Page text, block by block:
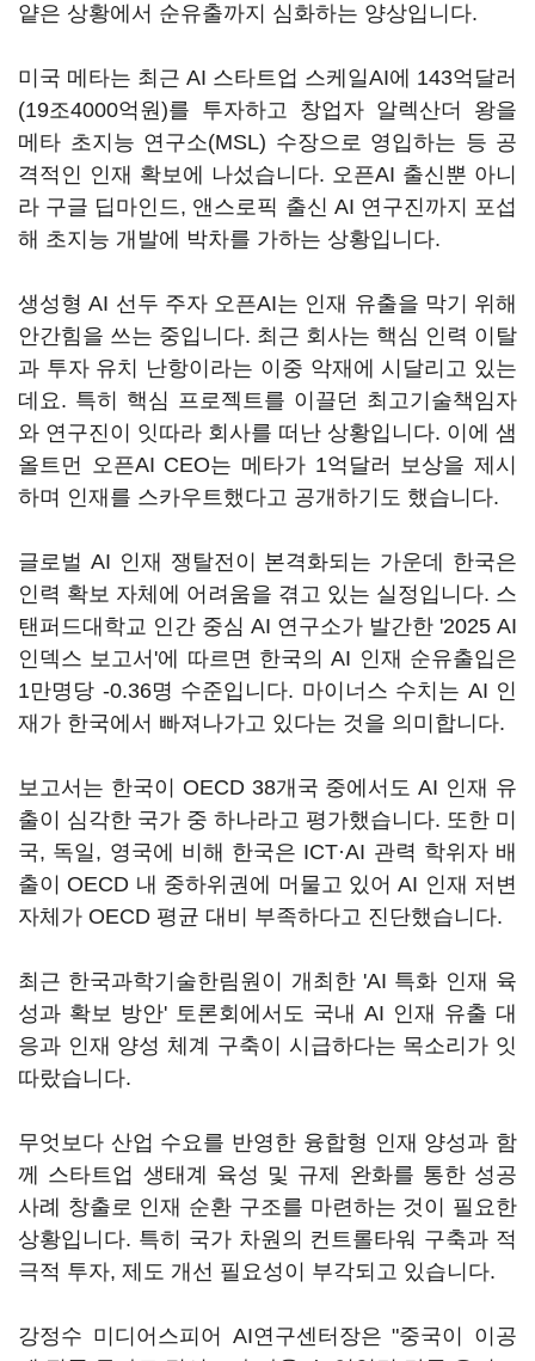
얕은 상황에서 순유출까지 심화하는 양상입니다.
미국 메타는 최근 AI 스타트업 스케일AI에 143억달러
(19조4000억원)를 투자하고 창업자 알렉산더 왕을
메타 초지능 연구소(MSL) 수장으로 영입하는 등 공
격적인 인재 확보에 나섰습니다. 오픈AI 출신뿐 아니
라 구글 딥마인드, 앤스로픽 출신 AI 연구진까지 포섭
해 초지능 개발에 박차를 가하는 상황입니다.
생성형 AI 선두 주자 오픈AI는 인재 유출을 막기 위해
안간힘을 쓰는 중입니다. 최근 회사는 핵심 인력 이탈
과 투자 유치 난항이라는 이중 악재에 시달리고 있는
데요. 특히 핵심 프로젝트를 이끌던 최고기술책임자
와 연구진이 잇따라 회사를 떠난 상황입니다. 이에 샘
올트먼 오픈AI CEO는 메타가 1억달러 보상을 제시
하며 인재를 스카우트했다고 공개하기도 했습니다.
글로벌 AI 인재 쟁탈전이 본격화되는 가운데 한국은
인력 확보 자체에 어려움을 겪고 있는 실정입니다. 스
탠퍼드대학교 인간 중심 AI 연구소가 발간한 '2025 AI
인덱스 보고서'에 따르면 한국의 AI 인재 순유출입은
1만명당 -0.36명 수준입니다. 마이너스 수치는 AI 인
재가 한국에서 빠져나가고 있다는 것을 의미합니다.
보고서는 한국이 OECD 38개국 중에서도 AI 인재 유
출이 심각한 국가 중 하나라고 평가했습니다. 또한 미
국, 독일, 영국에 비해 한국은 ICT·AI 관력 학위자 배
출이 OECD 내 중하위권에 머물고 있어 AI 인재 저변
자체가 OECD 평균 대비 부족하다고 진단했습니다.
최근 한국과학기술한림원이 개최한 'AI 특화 인재 육
성과 확보 방안' 토론회에서도 국내 AI 인재 유출 대
응과 인재 양성 체계 구축이 시급하다는 목소리가 잇
따랐습니다.
무엇보다 산업 수요를 반영한 융합형 인재 양성과 함
께 스타트업 생태계 육성 및 규제 완화를 통한 성공
사례 창출로 인재 순환 구조를 마련하는 것이 필요한
상황입니다. 특히 국가 차원의 컨트롤타워 구축과 적
극적 투자, 제도 개선 필요성이 부각되고 있습니다.
강정수 미디어스피어 AI연구센터장은 "중국이 이공